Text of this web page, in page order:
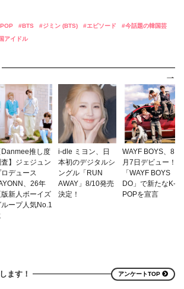
BTS ジミン (BTS) エピソード
今話題の韓国芸
アイドル
Danmee推し度
】ジェジュン
ロデュース
、26年
新人ボーイズ
ループ人気No.1
i-dle ミヨン、日
本初のデジタルシ
ングル「RUN
AWAY」8/10発売
決定！
WAYF BOYS、8
月7日デビュー！
「WAYF BOYS
DO」で新たなK-
POPを宣言
ます！ アンケートTOP